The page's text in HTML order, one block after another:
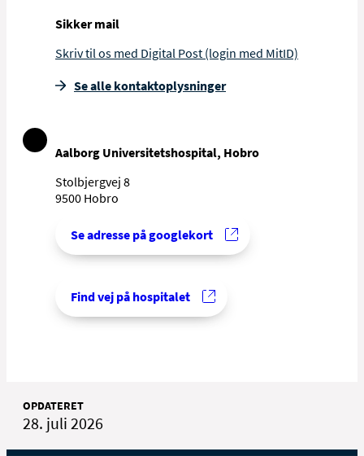
Sikker mail
Skriv til os med Digital Post (login med MitID)
Se alle kontakt­oplysninger
Aalborg Universitetshospital, Hobro
Stolbjergvej 8
9500 Hobro
Se adresse på googlekort
Find vej på hospitalet
OPDATERET
28. juli 2026